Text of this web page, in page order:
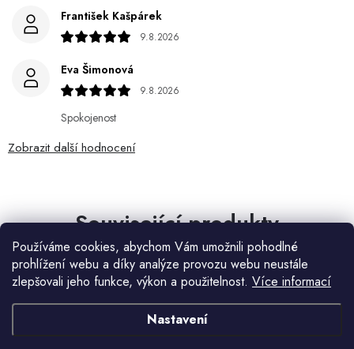
Používáme cookies, abychom Vám umožnili pohodlné
prohlížení webu a díky analýze provozu webu neustále
zlepšovali jeho funkce, výkon a použitelnost. Více informací
Nastavení
František Kašpárek
9.8.2026
Eva Šimonová
9.8.2026
Spokojenost
Zobrazit další hodnocení
Související produkty